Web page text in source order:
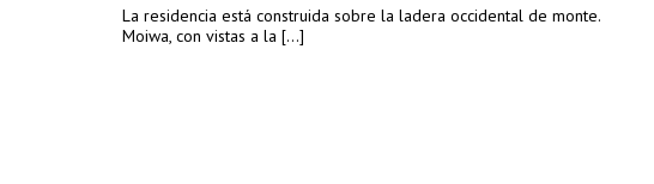
La residencia está construida sobre la ladera occidental de monte.
Moiwa, con vistas a la [...]